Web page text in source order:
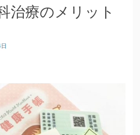
治療のメリット